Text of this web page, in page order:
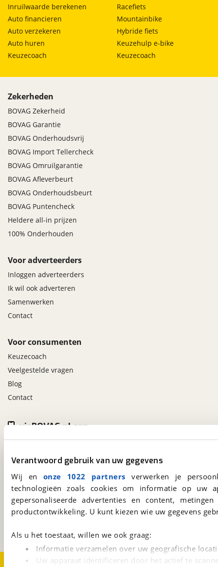
Verantwoord gebruik van uw gegevens
Wij en onze 1022 partners verwerken je
technologieën zoals cookies om informatie op
gepersonaliseerde advertenties en content,
productontwikkeling. U kunt kiezen wie uw gegevens
Als u het toestaat, willen we ook graag:
Informatie verzamelen over uw geografische
Uw apparaat identificeren door het actief te
Inruilwaarde berekenen
Auto financieren
Auto verzekeren
Auto huren
Keuzecoach
Racefiets
Mountainbike
Hybride fiets
Keuzehulp e-bike
Keuzecoach
Zekerheden
BOVAG Zekerheid
BOVAG Garantie
BOVAG Onderhoudsvrij
BOVAG Import Tellercheck
BOVAG Omruilgarantie
BOVAG Afleverbeurt
BOVAG Onderhoudsbeurt
BOVAG Puntencheck
Heldere all-in prijzen
100% Onderhouden
Voor adverteerders
Inloggen adverteerders
Ik wil ook adverteren
Samenwerken
Contact
Voor consumenten
Keuzecoach
Veelgestelde vragen
Blog
Contact
viaBOVAG.nl
Kosterijland
15
3981 AJBunnik
viaBOVAG.nl app
Altijd het meest recente aanbod bij de hand.
Over viaBOVAG.nlDisclaimer- en Privacyverklaring